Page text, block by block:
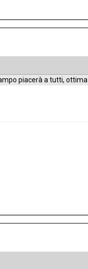
piacerà a tutti, ottima